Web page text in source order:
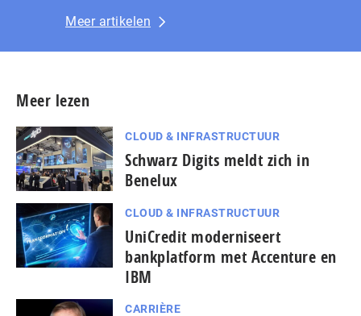
Meer artikelen
Meer lezen
CLOUD & INFRASTRUCTUUR
Schwarz Digits meldt zich in
Benelux
CLOUD & INFRASTRUCTUUR
UniCredit moderniseert
bankplatform met Accenture en
IBM
CARRIÈRE